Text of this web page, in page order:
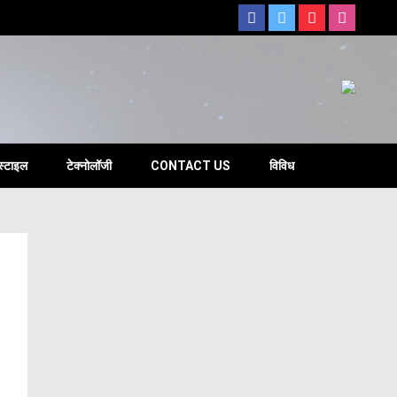
टेक्नोलॉजी CONTACT US विविध